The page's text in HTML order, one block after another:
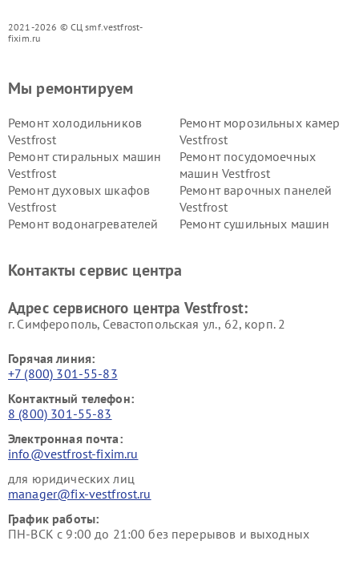
2021-2026 © СЦ smf.vestfrost-
fixim.ru
Мы ремонтируем
Ремонт холодильников
Vestfrost
Ремонт морозильных камер
Vestfrost
Ремонт стиральных машин
Vestfrost
Ремонт посудомоечных
машин Vestfrost
Ремонт духовых шкафов
Vestfrost
Ремонт варочных панелей
Vestfrost
Ремонт водонагревателей
Ремонт сушильных машин
Vestfrost
Контакты сервис центра
Адрес сервисного центра Vestfrost:
г. Симферополь, Севастопольская ул., 62, корп. 2
Горячая линия:
+7 (800) 301-55-83
Контактный телефон:
8 (800) 301-55-83
Электронная почта:
info@vestfrost-fixim.ru
для юридических лиц
manager@fix-vestfrost.ru
График работы:
ПН-ВСК с 9:00 до 21:00 без перерывов и выходных